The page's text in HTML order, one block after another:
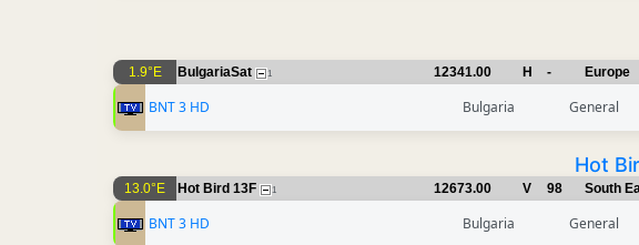
1.9°E BulgariaSat 1 12341.00 H - Europe
BNT 3 HD Bulgaria General
Hot
13.0°E Hot Bird 13F 1 12673.00 V 98 South
BNT 3 HD Bulgaria General